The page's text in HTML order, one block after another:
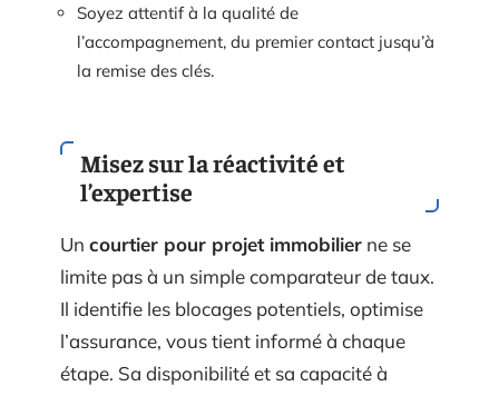
Soyez attentif à la qualité de
l’accompagnement, du premier contact jusqu’à
la remise des clés.
Misez sur la réactivité et
l’expertise
Un courtier pour projet immobilier ne se
limite pas à un simple comparateur de taux.
Il identifie les blocages potentiels, optimise
l’assurance, vous tient informé à chaque
étape. Sa disponibilité et sa capacité à